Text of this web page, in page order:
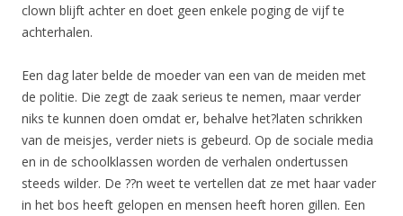
clown blijft achter en doet geen enkele poging de vijf te
achterhalen.
Een dag later belde de moeder van een van de meiden met
de politie. Die zegt de zaak serieus te nemen, maar verder
niks te kunnen doen omdat er, behalve het?laten schrikken
van de meisjes, verder niets is gebeurd. Op de sociale media
en in de schoolklassen worden de verhalen ondertussen
steeds wilder. De ??n weet te vertellen dat ze met haar vader
in het bos heeft gelopen en mensen heeft horen gillen. Een